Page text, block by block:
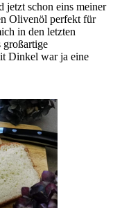
jetzt schon eins meiner
Olivenöl perfekt für
in den letzten
großartige
Dinkel war ja eine